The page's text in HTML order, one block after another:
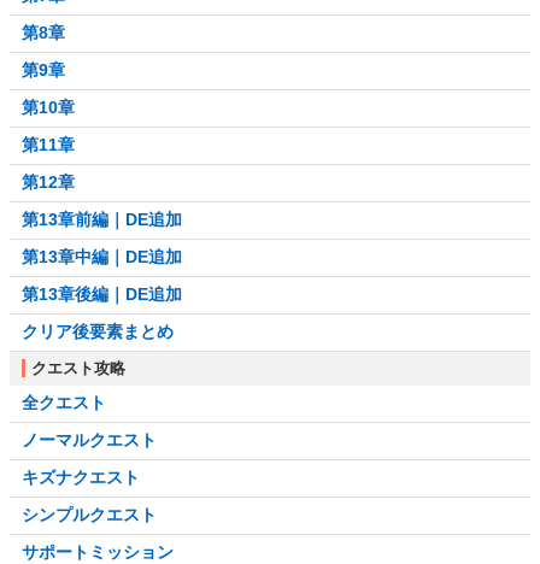
第8章
第9章
第10章
第11章
第12章
第13章前編｜DE追加
第13章中編｜DE追加
第13章後編｜DE追加
クリア後要素まとめ
クエスト攻略
全クエスト
ノーマルクエスト
キズナクエスト
シンプルクエスト
サポートミッション